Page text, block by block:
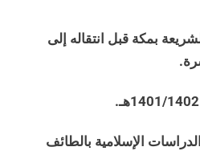
بمكة قبل انتقاله إلى
الإسلامية بالطائف